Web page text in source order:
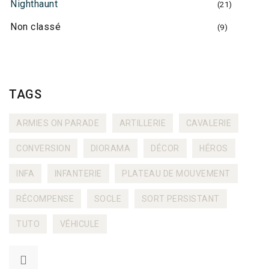
Nighthaunt (21)
Non classé (9)
TAGS
ARMIES ON PARADE ARTILLERIE CAVALERIE
CONVERSION DIORAMA DÉCOR HÉROS
INFA INFANTERIE PLATEAU DE MOUVEMENT
RÉCOMPENSE SOCLE SORT PERSISTANT
TUTO VÉHICULE